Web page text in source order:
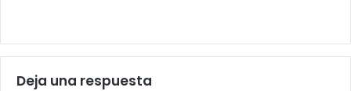
Deja una respuesta